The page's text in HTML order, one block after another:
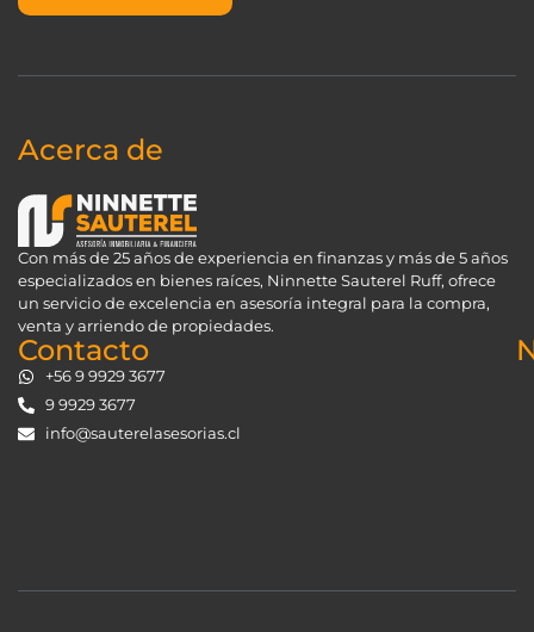
Acerca de
Con más de 25 años de experiencia en finanzas y más de 5 años
especializados en bienes raíces, Ninnette Sauterel Ruff, ofrece
un servicio de excelencia en asesoría integral para la compra,
venta y arriendo de propiedades.
Contacto
+56 9 9929 3677
9 9929 3677
info@sauterelasesorias.cl